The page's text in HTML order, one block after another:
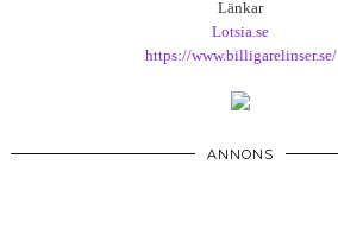
Länkar
Lotsia.se
https://www.billigarelinser.se/
ANNONS